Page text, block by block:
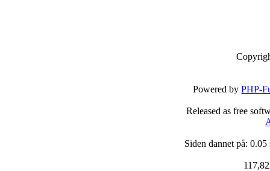
Powered byPHP-
Released as free
Siden dannet på: